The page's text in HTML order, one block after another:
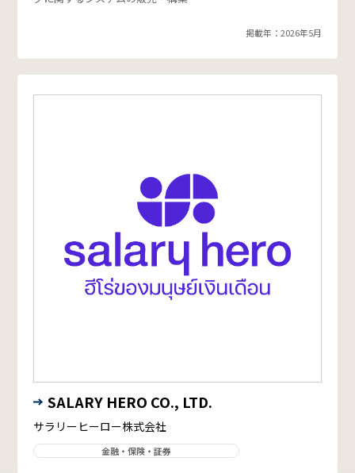
掲載年：2026年5月
SALARY HERO CO., LTD.
サラリーヒーロー株式会社
金融・保険・証券